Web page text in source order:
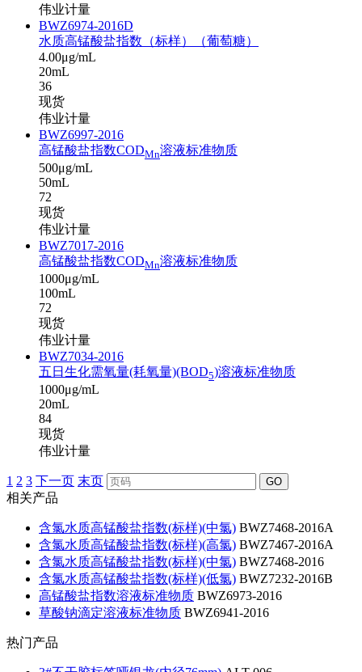
伟业计量
BWZ6974-2016D
水质高锰酸盐指数（标样）（葡萄糖）
4.00μg/mL
20mL
36
现货
伟业计量
BWZ6997-2016
高锰酸盐指数CODMn溶液标准物质
500μg/mL
50mL
72
现货
伟业计量
BWZ7017-2016
高锰酸盐指数CODMn溶液标准物质
1000μg/mL
100mL
72
现货
伟业计量
BWZ7034-2016
五日生化需氧量(耗氧量)(BOD5)溶液标准物质
1000μg/mL
20mL
84
现货
伟业计量
1 2 3 下一页 末页 GO
相关产品
含氯水质高锰酸盐指数(标样)(中氯) BWZ7468-2016A
含氯水质高锰酸盐指数(标样)(高氯) BWZ7467-2016A
含氯水质高锰酸盐指数(标样)(中氯) BWZ7468-2016
含氯水质高锰酸盐指数(标样)(低氯) BWZ7232-2016B
高锰酸盐指数溶液标准物质 BWZ6973-2016
草酸钠滴定溶液标准物质 BWZ6941-2016
热门产品